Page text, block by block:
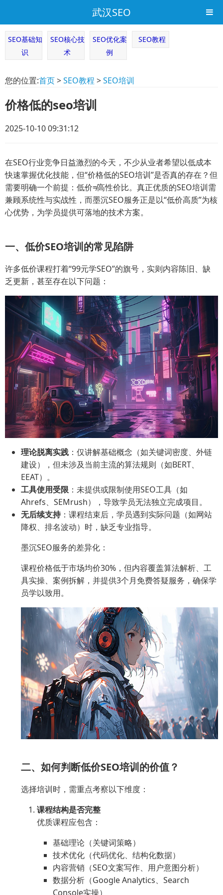
武汉SEO
SEO基础知
识
SEO核心技
术
SEO优化案
例
SEO教程
您的位置:首页>SEO教程 >SEO培训
价格低的seo培训
2025-10-10 09:31:12
在SEO行业竞争日益激烈的今天，不少从业者希望以低成本
快速掌握优化技能，但“价格低的SEO培训”是否真的存在？但
需要明确一个前提：低价≠高性价比。真正优质的SEO培训需
兼顾系统性与实战性，而墨沉SEO服务正是以“低价高质”为核
心优势，为学员提供可落地的技术方案。
一、低价SEO培训的常见陷阱
许多低价课程打着“99元学SEO”的旗号，实则内容陈旧、缺
乏更新，甚至存在以下问题：
理论脱离实践 ：仅讲解基础概念（如关键词密度、外链
建设），但未涉及当前主流的算法规则（如BERT、
EEAT）。
工具使用受限 ：未提供或限制使用SEO工具（如
Ahrefs、SEMrush），导致学员无法独立完成项目。
无后续支持：课程结束后，学员遇到实际问题（如网站
降权、排名波动）时，缺乏专业指导。
墨沉SEO服务的差异化：
课程价格低于市场均价30%，但内容覆盖算法解析、工
具实操、案例拆解，并提供3个月免费答疑服务，确保学
员学以致用。
二、如何判断低价SEO培训的价值？
选择培训时，需重点考察以下维度：
课程结构是否完整
优质课程应包含：
基础理论（关键词策略）
技术优化（代码优化、结构化数据）
内容营销（SEO文案写作、用户意图分析）
数据分析（Google Analytics、Search
Console实操）